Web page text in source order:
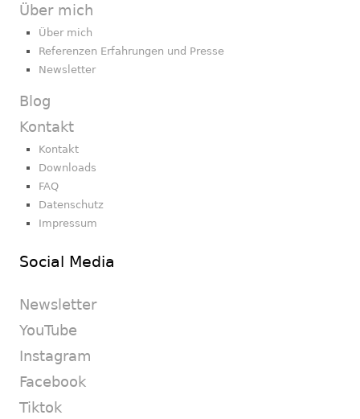
Über mich
Über mich
Referenzen Erfahrungen und Presse
Newsletter
Blog
Kontakt
Kontakt
Downloads
FAQ
Datenschutz
Impressum
Social Media
Newsletter
YouTube
Instagram
Facebook
Tiktok